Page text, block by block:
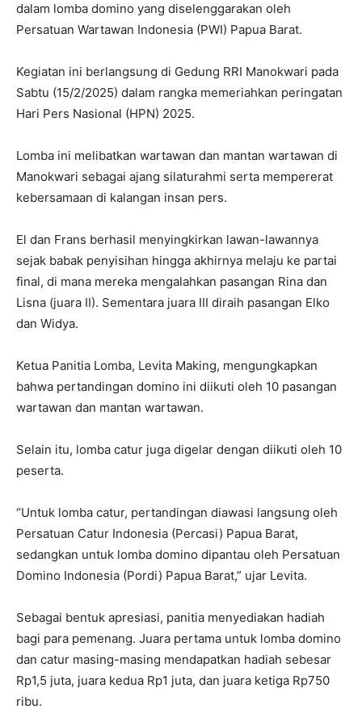
dalam lomba domino yang diselenggarakan oleh
Persatuan Wartawan Indonesia (PWI) Papua Barat.
Kegiatan ini berlangsung di Gedung RRI Manokwari pada
Sabtu (15/2/2025) dalam rangka memeriahkan peringatan
Hari Pers Nasional (HPN) 2025.
Lomba ini melibatkan wartawan dan mantan wartawan di
Manokwari sebagai ajang silaturahmi serta mempererat
kebersamaan di kalangan insan pers.
El dan Frans berhasil menyingkirkan lawan-lawannya
sejak babak penyisihan hingga akhirnya melaju ke partai
final, di mana mereka mengalahkan pasangan Rina dan
Lisna (juara II). Sementara juara III diraih pasangan Elko
dan Widya.
Ketua Panitia Lomba, Levita Making, mengungkapkan
bahwa pertandingan domino ini diikuti oleh 10 pasangan
wartawan dan mantan wartawan.
Selain itu, lomba catur juga digelar dengan diikuti oleh 10
peserta.
“Untuk lomba catur, pertandingan diawasi langsung oleh
Persatuan Catur Indonesia (Percasi) Papua Barat,
sedangkan untuk lomba domino dipantau oleh Persatuan
Domino Indonesia (Pordi) Papua Barat,” ujar Levita.
Sebagai bentuk apresiasi, panitia menyediakan hadiah
bagi para pemenang. Juara pertama untuk lomba domino
dan catur masing-masing mendapatkan hadiah sebesar
Rp1,5 juta, juara kedua Rp1 juta, dan juara ketiga Rp750
ribu.